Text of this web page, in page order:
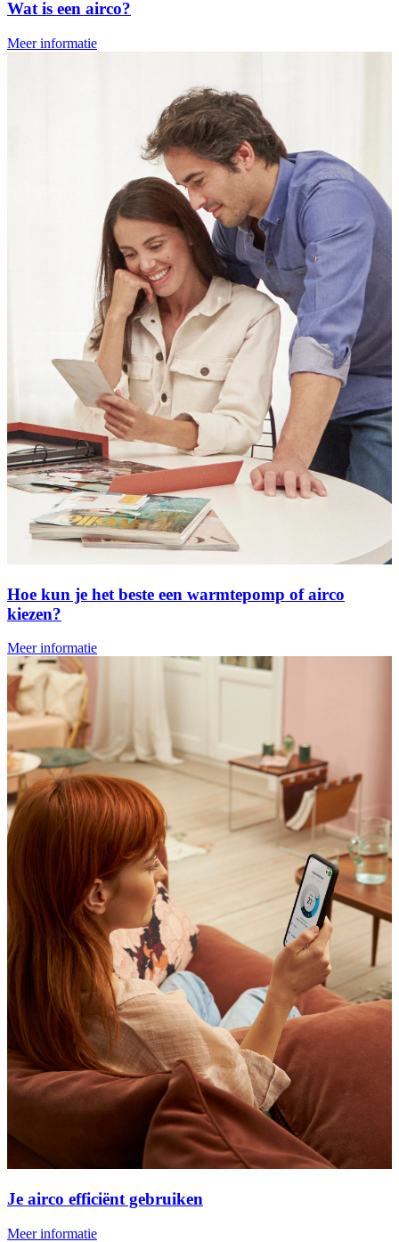
Wat is een airco?
Meer informatie
Hoe kun je het beste een warmtepomp of airco
kiezen?
Meer informatie
Je airco efficiënt gebruiken
Meer informatie